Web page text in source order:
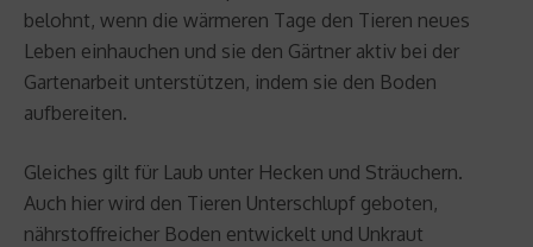
belohnt, wenn die wärmeren Tage den Tieren neues
Leben einhauchen und sie den Gärtner aktiv bei der
Gartenarbeit unterstützen, indem sie den Boden
aufbereiten.
Gleiches gilt für Laub unter Hecken und Sträuchern.
Auch hier wird den Tieren Unterschlupf geboten,
nährstoffreicher Boden entwickelt und Unkraut